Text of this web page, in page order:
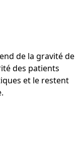
de la gravité de
des patients
et le restent